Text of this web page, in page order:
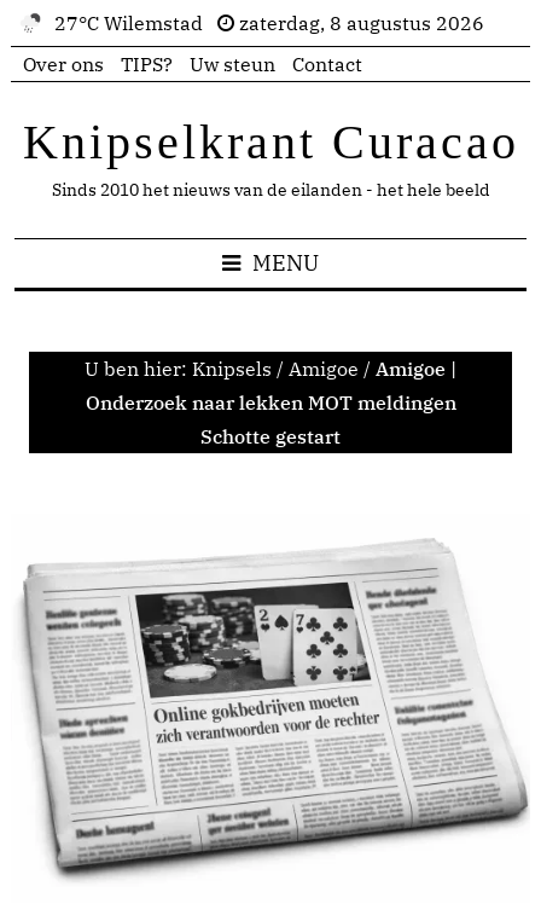
27°C Wilemstad
zaterdag, 8 augustus 2026
Over ons
TIPS? Uw steun Contact
Knipselkrant Curacao
Sinds 2010 het nieuws van de eilanden - het hele beeld
MENU
U ben hier: Knipsels / Amigoe / Amigoe |
Onderzoek naar lekken MOT meldingen
Schotte gestart